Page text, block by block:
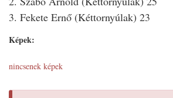
3. Fekete Ernő (Kéttornyúlak) 23
Képek:
nincsenek képek